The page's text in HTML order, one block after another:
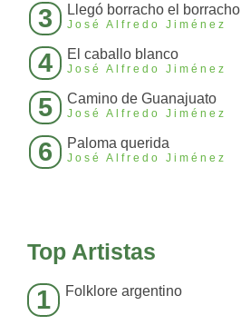
3 Llegó borracho el borracho
José Alfredo Jiménez
4 El caballo blanco
José Alfredo Jiménez
5 Camino de Guanajuato
José Alfredo Jiménez
6 Paloma querida
José Alfredo Jiménez
Top Artistas
1 Folklore argentino